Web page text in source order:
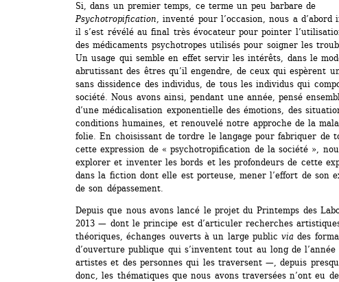
Si, dans un premier temps, ce terme un peu barbare de
Psychotropification, inventé pour l’occasion, nous a d’abord
il s’est révélé au final très évocateur pour pointer
des médicaments psychotropes utilisés pour soigner les
Un usage qui semble en effet servir les intérêts, dans le
abrutissant des êtres qu’il engendre, de ceux qui espèrent
sans dissidence des individus, de tous les individus qui
société. Nous avons ainsi, pendant une année, pensé
d’une médicalisation exponentielle des émotions, des
conditions humaines, et renouvelé notre approche de la
folie. En choisissant de tordre le langage pour fabriquer de
cette expression de « psychotropification de la société »,
explorer et inventer les bords et les profondeurs de cette
dans la fiction dont elle est porteuse, mener l’effort de son
de son dépassement.
Depuis que nous avons lancé le projet du Printemps des
2013 — dont le principe est d’articuler recherches
théoriques, échanges ouverts à un large public via des
d’ouverture publique qui s’inventent tout au long de l’année
artistes et des personnes qui les traversent —, depuis
donc, les thématiques que nous avons traversées n’ont eu